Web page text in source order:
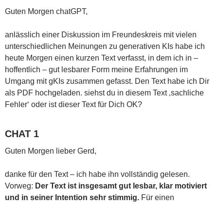
Guten Morgen chatGPT,
anlässlich einer Diskussion im Freundeskreis mit vielen
unterschiedlichen Meinungen zu generativen KIs habe ich
heute Morgen einen kurzen Text verfasst, in dem ich in –
hoffentlich – gut lesbarer Form meine Erfahrungen im
Umgang mit gKIs zusammen gefasst. Den Text habe ich Dir
als PDF hochgeladen. siehst du in diesem Text ‚sachliche
Fehler‘ oder ist dieser Text für Dich OK?
CHAT 1
Guten Morgen lieber Gerd,
danke für den Text – ich habe ihn vollständig gelesen.
Vorweg: Der Text ist insgesamt gut lesbar, klar motiviert
und in seiner Intention sehr stimmig. Für einen